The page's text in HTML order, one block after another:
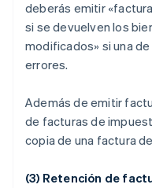
deberás emitir
si se devuelven los
modificados» si una
errores.
Además de emitir
de facturas de
copia de una factura
(3) Retención de